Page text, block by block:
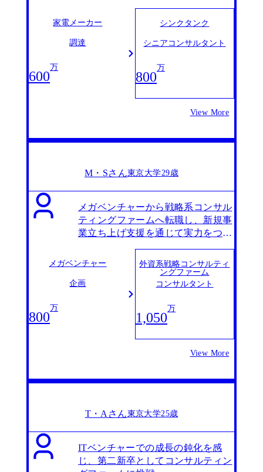
家電メーカー
調達
600
万
シンクタンク
シニアコンサルタント
800
万
View More
M・Sさん東京大学29歳
メガベンチャーから戦略系コンサル
ティングファームへ転職し、新規事
業立ち上げ支援を通じて実力をつけ
メガベンチャー
企画
800
万
外資系戦略コンサルティ
ングファーム
コンサルタント
1,050
万
View More
T・Aさん東京大学25歳
ITベンチャーでの成長の鈍化を感
じ、第二新卒としてコンサルティン